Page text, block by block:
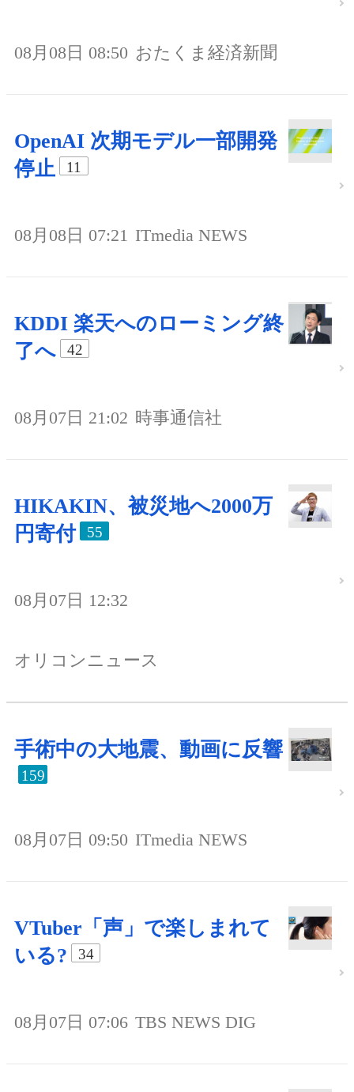
08月08日 08:50 おたくま経済新聞
OpenAI 次期モデル一部開発
停止
11
08月08日 07:21 ITmedia NEWS
KDDI 楽天へのローミング終
了へ
42
08月07日 21:02 時事通信社
HIKAKIN、被災地へ2000万
円寄付
55
08月07日 12:32
オリコンニュース
手術中の大地震、動画に反響
159
08月07日 09:50 ITmedia NEWS
VTuber「声」で楽しまれて
いる?
34
08月07日 07:06 TBS NEWS DIG